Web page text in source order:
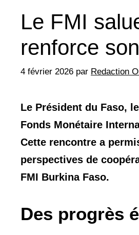
Le FMI
renforce
4 février 2026 par Redaction
Le Président du Faso,
Fonds Monétaire
Cette rencontre a
perspectives de
FMI Burkina Faso.
Des progrès